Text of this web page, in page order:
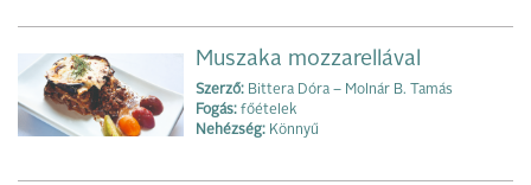
Muszaka mozzarellával
Szerző: Bittera Dóra – Molnár B. Tamás
Fogás: főételek
Nehézség: Könnyű